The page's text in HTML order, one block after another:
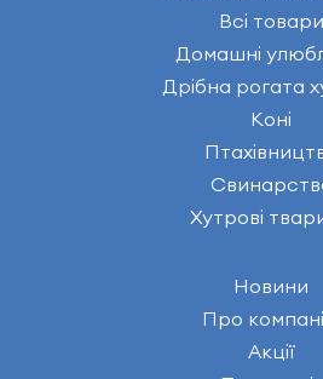
Всі товари
Домашні
Дрібна рогата
Коні
Хутрові
Новини
Про
Акції